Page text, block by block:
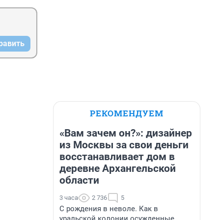
РЕКОМЕНДУЕМ
«Вам зачем он?»: дизайнер
из Москвы за свои деньги
восстанавливает дом в
деревне Архангельской
области
3 часа 2 736 5
С рождения в неволе. Как в